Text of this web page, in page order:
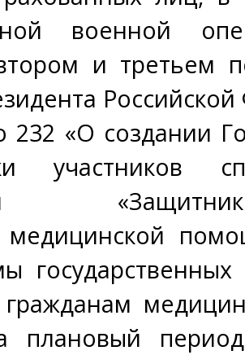
военной
и третьем
232 «О создании
участников
медицинской
государственных
гражданам
плановый